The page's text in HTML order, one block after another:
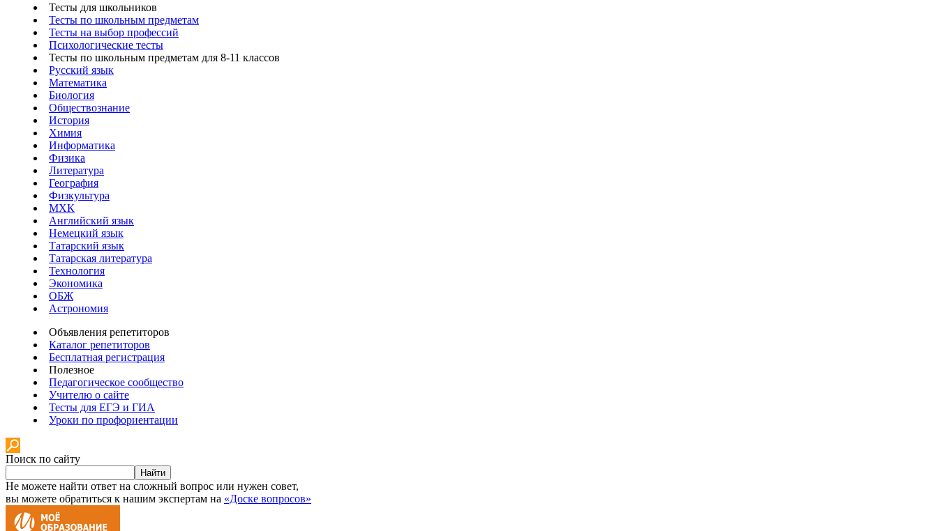
Тесты для школьников
Тесты по школьным предметам
Тесты на выбор профессий
Психологические тесты
Тесты по школьным предметам для 8-11 классов
Русский язык
Математика
Биология
Обществознание
История
Химия
Информатика
Физика
Литература
География
Физкультура
МХК
Английский язык
Немецкий язык
Татарский язык
Татарская литература
Технология
Экономика
ОБЖ
Астрономия
Объявления репетиторов
Каталог репетиторов
Бесплатная регистрация
Полезное
Педагогическое сообщество
Учителю о сайте
Тесты для ЕГЭ и ГИА
Уроки по профориентации
Поиск по сайту
Найти
Не можете найти ответ на сложный вопрос или нужен совет,
вы можете обратиться к нашим экспертам на «Доске вопросов»